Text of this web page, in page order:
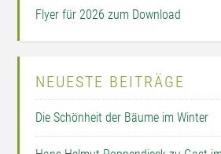
Flyer für 2026 zum Download
NEUESTE BEITRÄGE
Die Schönheit der Bäume im Winter